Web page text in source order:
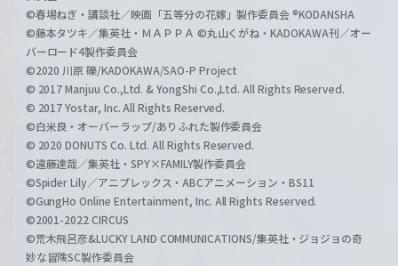
©春場ねぎ・講談社／映画「五等分の花嫁」製作委員会 ®KODANSHA
©藤本タツキ／集英社・ＭＡＰＰＡ ©丸山くがね・KADOKAWA刊／オー
バーロード4製作委員会
©2020 川原 礫/KADOKAWA/SAO-P Project
© 2017 Manjuu Co.,Ltd. & YongShi Co.,Ltd. All Rights Reserved.
© 2017 Yostar, Inc. All Rights Reserved.
©白米良・オーバーラップ/ありふれた製作委員会
© 2020 DONUTS Co. Ltd. All Rights Reserved.
©遠藤達哉／集英社・SPY×FAMILY製作委員会
©Spider Lily／アニプレックス・ABCアニメーション・BS11
©GungHo Online Entertainment, Inc. All Rights Reserved.
©2001-2022 CIRCUS
©荒木飛呂彦&LUCKY LAND COMMUNICATIONS/集英社・ジョジョの奇
妙な冒険SC製作委員会